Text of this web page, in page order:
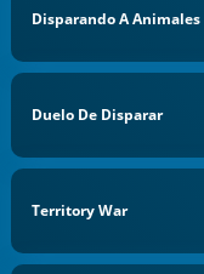
Disparando A Animales
Duelo De Disparar
Territory War